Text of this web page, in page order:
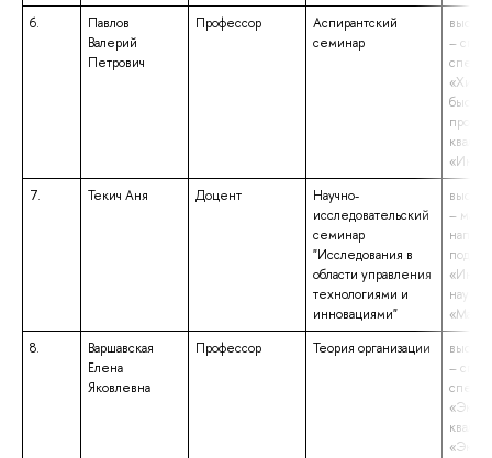
6.
Павлов
Валерий
Петрович
Профессор
Аспирантский
семинар
–
7.
Текич Аня Доцент
Научно-
исследовательский
семинар
"Исследования в
области управления
технологиями и
инновациями"
–
8.
Варшавская
Елена
Яковлевна
Профессор Теория организации
–